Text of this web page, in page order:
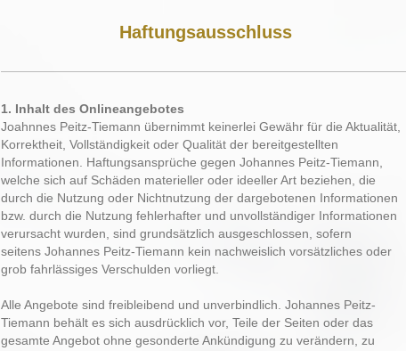
Haftungsausschluss
1. Inhalt des Onlineangebotes
Joahnnes Peitz-Tiemann übernimmt keinerlei Gewähr für die Aktualität,
Korrektheit, Vollständigkeit oder Qualität der bereitgestellten
Informationen. Haftungsansprüche gegen Johannes Peitz-Tiemann,
welche sich auf Schäden materieller oder ideeller Art beziehen, die
durch die Nutzung oder Nichtnutzung der dargebotenen Informationen
bzw. durch die Nutzung fehlerhafter und unvollständiger Informationen
verursacht wurden, sind grundsätzlich ausgeschlossen, sofern
seitens Johannes Peitz-Tiemann kein nachweislich vorsätzliches oder
grob fahrlässiges Verschulden vorliegt.
Alle Angebote sind freibleibend und unverbindlich. Johannes Peitz-
Tiemann behält es sich ausdrücklich vor, Teile der Seiten oder das
gesamte Angebot ohne gesonderte Ankündigung zu verändern, zu